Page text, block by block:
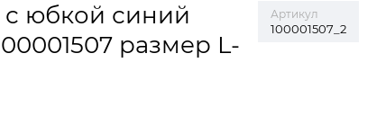
юбкой синий
размер L-
Артикул
100001507_2